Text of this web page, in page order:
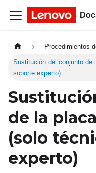
Procedimientos
Sustitución del conjunto de
soporte experto)
de la
(solo
experto)